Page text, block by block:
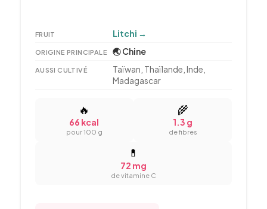
FRUIT Litchi →
ORIGINE PRINCIPALE 🌏 Chine
AUSSI CULTIVÉ
Taïwan, Thaïlande, Inde,
Madagascar
🔥
66 kcal
pour 100 g
🌾
1.3 g
de fibres
💊
72 mg
de vitamine C